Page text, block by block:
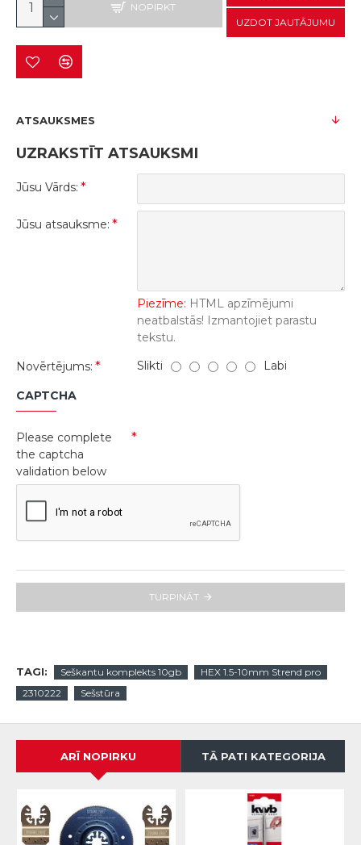
NOPIRKT
UZDOT JAUTĀJUMU
ATSAUKSMES
UZRAKSTĪT ATSAUKSMI
Jūsu Vārds:
Jūsu atsauksme:
Piezīme: HTML apzīmējumi
neatbalstās! Izmantojiet parastu
tekstu.
Novērtējums:
Slikti Labi
CAPTCHA
Please complete
the captcha
validation below
TURPINĀT
TAGI: Seškantu komplekts 10gb
HEX 1.5-10mm Strend pro
2310222
Sešstūra
ARĪ NOPIRKU TĀ PATI KATEGORIJA